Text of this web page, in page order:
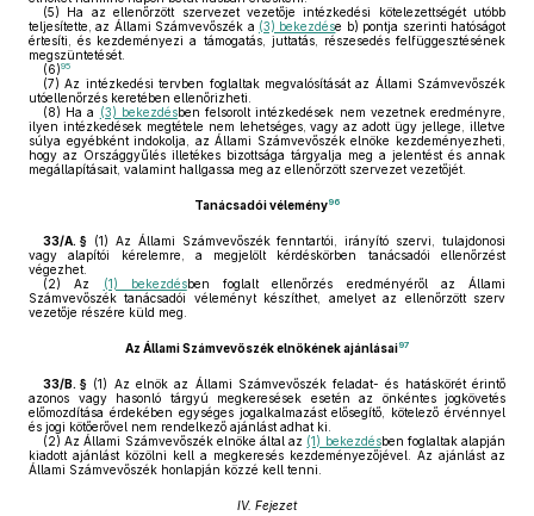
(5) Ha az ellenőrzött szervezet vezetője intézkedési kötelezettségét utóbb
teljesítette, az Állami Számvevőszék a (3) bekezdése b) pontja szerinti hatóságot
értesíti, és kezdeményezi a támogatás, juttatás, részesedés felfüggesztésének
megszüntetését.
(6)95
(7) Az intézkedési tervben foglaltak megvalósítását az Állami Számvevőszék
utóellenőrzés keretében ellenőrizheti.
(8) Ha a (3) bekezdésben felsorolt intézkedések nem vezetnek eredményre,
ilyen intézkedések megtétele nem lehetséges, vagy az adott ügy jellege, illetve
súlya egyébként indokolja, az Állami Számvevőszék elnöke kezdeményezheti,
hogy az Országgyűlés illetékes bizottsága tárgyalja meg a jelentést és annak
megállapításait, valamint hallgassa meg az ellenőrzött szervezet vezetőjét.
Tanácsadói vélemény96
33/A. § (1) Az Állami Számvevőszék fenntartói, irányító szervi, tulajdonosi
vagy alapítói kérelemre, a megjelölt kérdéskörben tanácsadói ellenőrzést
végezhet.
(2) Az (1) bekezdésben foglalt ellenőrzés eredményéről az Állami
Számvevőszék tanácsadói véleményt készíthet, amelyet az ellenőrzött szerv
vezetője részére küld meg.
Az Állami Számvevőszék elnökének ajánlásai97
33/B. § (1) Az elnök az Állami Számvevőszék feladat- és hatáskörét érintő
azonos vagy hasonló tárgyú megkeresések esetén az önkéntes jogkövetés
előmozdítása érdekében egységes jogalkalmazást elősegítő, kötelező érvénnyel
és jogi kötőerővel nem rendelkező ajánlást adhat ki.
(2) Az Állami Számvevőszék elnöke által az (1) bekezdésben foglaltak alapján
kiadott ajánlást közölni kell a megkeresés kezdeményezőjével. Az ajánlást az
Állami Számvevőszék honlapján közzé kell tenni.
IV. Fejezet